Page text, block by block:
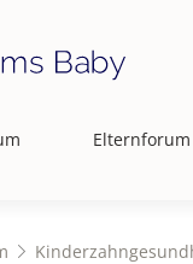
Elternforum